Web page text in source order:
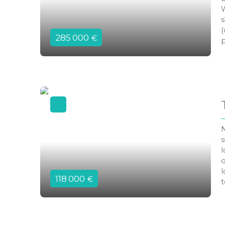
285 000 €
118 000 €